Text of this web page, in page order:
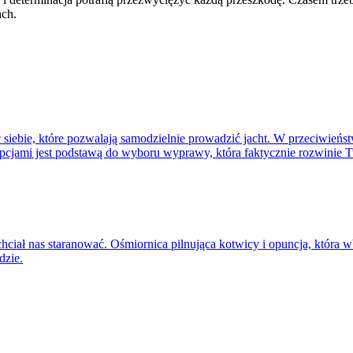
które pozwalają samodzielnie prowadzić jacht. W
jest podstawą do wyboru wyprawy, która faktycznie rozwinie
nas staranować. Ośmiornica pilnująca kotwicy i opuncja, która